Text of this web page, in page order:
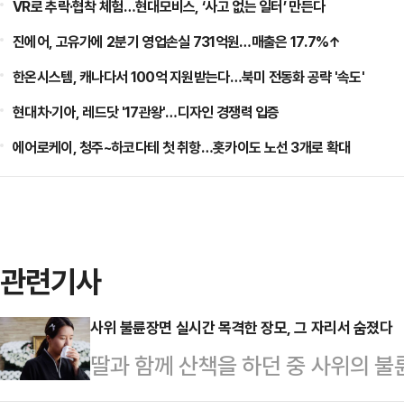
VR로 추락·협착 체험…현대모비스, ‘사고 없는 일터’ 만든다
진에어, 고유가에 2분기 영업손실 731억원…매출은 17.7%↑
한온시스템, 캐나다서 100억 지원받는다…북미 전동화 공략 '속도'
현대차·기아, 레드닷 '17관왕'…디자인 경쟁력 입증
에어로케이, 청주~하코다테 첫 취항…홋카이도 노선 3개로 확대
관련기사
사위 불륜장면 실시간 목격한 장모, 그 자리서 숨졌다
딸과 함께 산책을 하던 중 사위의
장에서 숨지는 일이 벌어졌다.21일